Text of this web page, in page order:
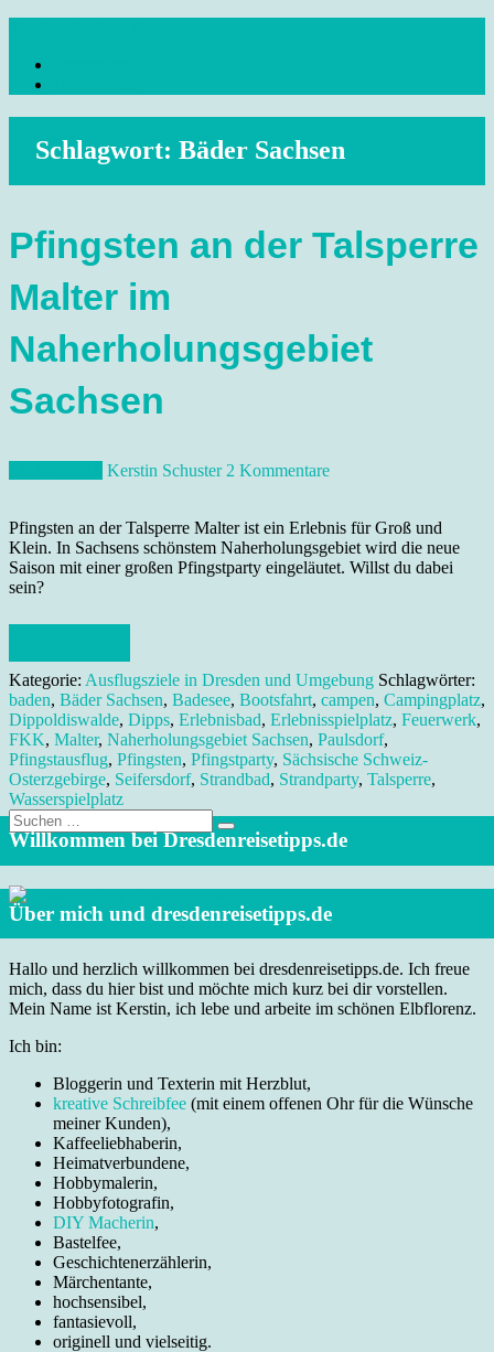
content
Reisetipps Dresden, Sehenswürdigkeiten, Ausflugsziele Sachsen,
Schlagwort: Bäder Sachsen
Pfingsten an der Talsperre
Malter im
Naherholungsgebiet
Sachsen
Kerstin Schuster 2 Kommentare
Pfingsten an der Talsperre Malter ist ein Erlebnis für Groß und
Klein. In Sachsens schönstem Naherholungsgebiet wird die neue
Saison mit einer großen Pfingstparty eingeläutet. Willst du dabei
sein?
Kategorie: Ausflugsziele in Dresden und Umgebung Schlagwörter:
baden, Bäder Sachsen, Badesee, Bootsfahrt, campen, Campingplatz,
Dippoldiswalde, Dipps, Erlebnisbad, Erlebnisspielplatz, Feuerwerk,
FKK, Malter, Naherholungsgebiet Sachsen, Paulsdorf,
Pfingstausflug, Pfingsten, Pfingstparty, Sächsische Schweiz-
Osterzgebirge, Seifersdorf, Strandbad, Strandparty, Talsperre,
Wasserspielplatz
Suche
nach:
Willkommen bei Dresdenreisetipps.de
Über mich und dresdenreisetipps.de
Hallo und herzlich willkommen bei dresdenreisetipps.de. Ich freue
mich, dass du hier bist und möchte mich kurz bei dir vorstellen.
Mein Name ist Kerstin, ich lebe und arbeite im schönen Elbflorenz.
Ich bin:
Bloggerin und Texterin mit Herzblut,
kreative Schreibfee (mit einem offenen Ohr für die Wünsche
meiner Kunden),
Kaffeeliebhaberin,
Heimatverbundene,
Hobbymalerin,
Hobbyfotografin,
DIY Macherin,
Bastelfee,
Geschichtenerzählerin,
Märchentante,
hochsensibel,
fantasievoll,
originell und vielseitig.